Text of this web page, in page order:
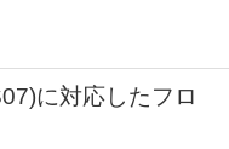
に対応したフロ